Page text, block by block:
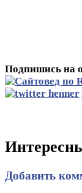
Подпишись на
Добавить